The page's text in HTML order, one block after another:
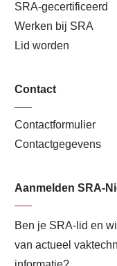
SRA-gecertificeerd
Werken bij SRA
Lid worden
Contact
Contactformulier
Contactgegevens
Aanmelden SRA-
Ben je SRA-lid en
van actueel